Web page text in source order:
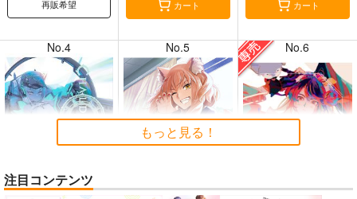
7月31日掲載
7月30日掲載 7月30日掲載
再販希望 カート カート
No.4 No.5 No.6
もっと見る！
注目コンテンツ